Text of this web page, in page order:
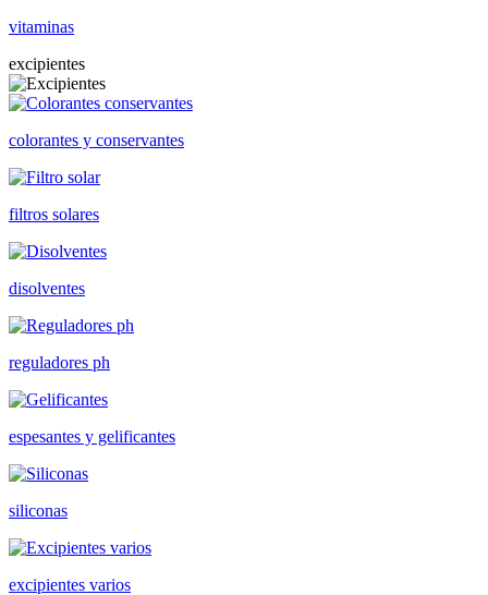
vitaminas
excipientes
colorantes y conservantes
filtros solares
disolventes
reguladores ph
espesantes y gelificantes
siliconas
excipientes varios